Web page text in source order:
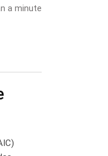
a minute